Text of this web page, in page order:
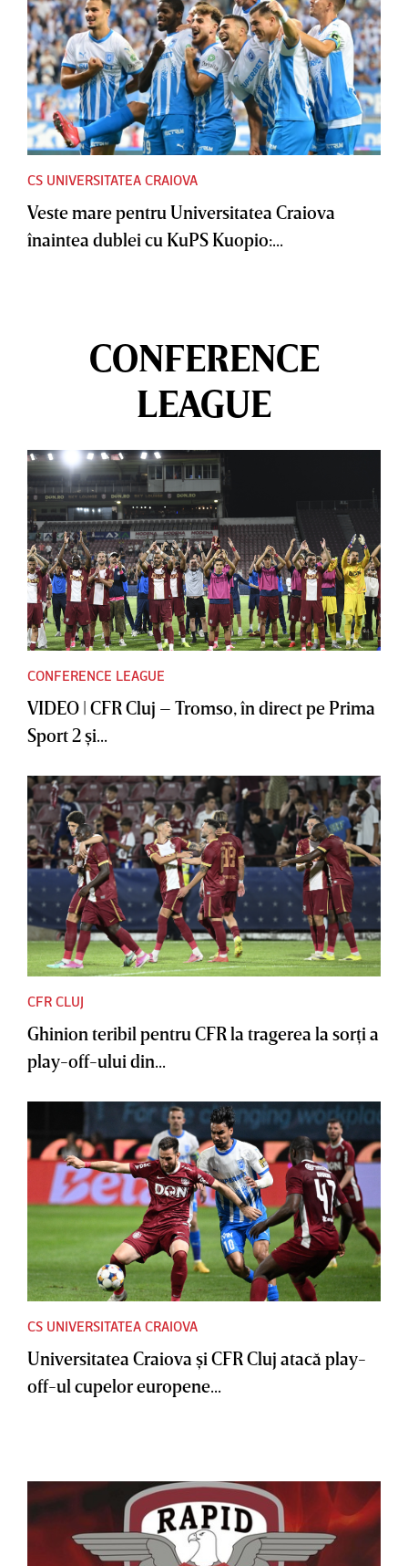
CS UNIVERSITATEA CRAIOVA
Veste mare pentru Universitatea Craiova
înaintea dublei cu KuPS Kuopio:...
CONFERENCE
LEAGUE
CONFERENCE LEAGUE
VIDEO | CFR Cluj – Tromso, în direct pe Prima
Sport 2 şi...
CFR CLUJ
Ghinion teribil pentru CFR la tragerea la sorţi a
play-off-ului din...
CS UNIVERSITATEA CRAIOVA
Universitatea Craiova şi CFR Cluj atacă play-
off-ul cupelor europene...